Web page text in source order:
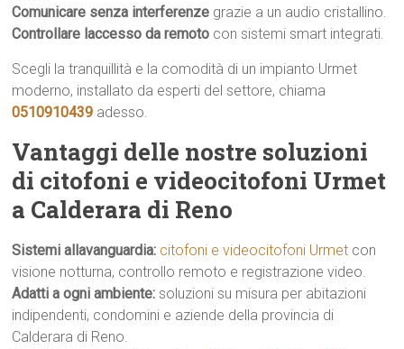
Comunicare senza interferenze grazie a un audio cristallino.
Controllare laccesso da remoto con sistemi smart integrati.
Scegli la tranquillità e la comodità di un impianto Urmet
moderno, installato da esperti del settore, chiama
0510910439 adesso.
Vantaggi delle nostre soluzioni
di citofoni e videocitofoni Urmet
a Calderara di Reno
Sistemi allavanguardia: citofoni e videocitofoni Urmet con
visione notturna, controllo remoto e registrazione video.
Adatti a ogni ambiente: soluzioni su misura per abitazioni
indipendenti, condomini e aziende della provincia di
Calderara di Reno.